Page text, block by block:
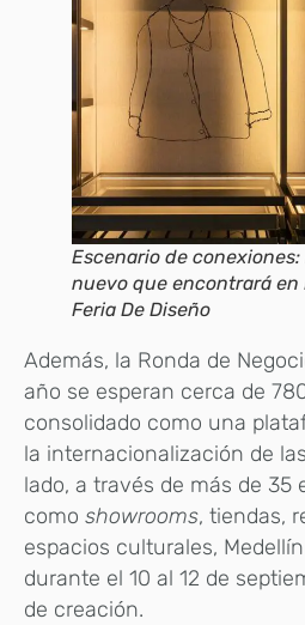
Escenario de
nuevo que encontrará en
Feria De Diseño
Además, la Ronda de
año se esperan cerca de
consolidado como una
la internacionalización de
lado, a través de más de 35
como showrooms, tiendas,
espacios culturales,
durante el 10 al 12 de
de creación.